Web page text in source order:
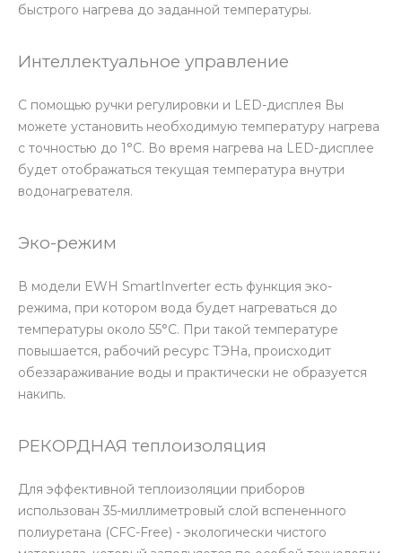
быстрого нагрева до заданной температуры.
Интеллектуальное управление
С помощью ручки регулировки и LED-дисплея Вы
можете установить необходимую температуру нагрева
с точностью до 1°C. Во время нагрева на LED-дисплее
будет отображаться текущая температура внутри
водонагревателя.
Эко-режим
В модели EWH SmartInverter есть функция эко-
режима, при котором вода будет нагреваться до
температуры около 55°С. При такой температуре
повышается, рабочий ресурс ТЭНа, происходит
обеззараживание воды и практически не образуется
накипь.
РЕКОРДНАЯ теплоизоляция
Для эффективной теплоизоляции приборов
использован 35-миллиметровый слой вспененного
полиуретана (CFC-Free) - экологически чистого